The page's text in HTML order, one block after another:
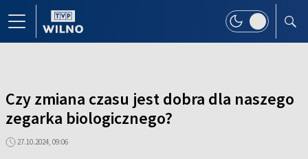
Czy zmiana czasu jest dobra dla naszego
zegarka biologicznego?
27.10.2024, 09:06